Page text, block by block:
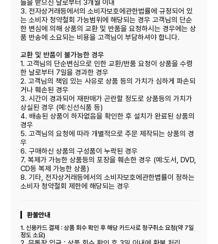
들을 받으신 날로부터 3개월 이내
3. 전자상거래등에서의 소비자보호에관한법률에 규정되어 있
는 소비자 청약철회 가능범위에 해당되는 경우 고객님의 단순
한 변심에 의해 상품의 교환 및 반품을 요청하시는 경우에는 상
품 반송에 소요되는 비용을 고객님이 부담하셔야 합니다.
교환 및 반품이 불가능한 경우
1. 고객님의 단순변심으로 인한 교환/반품 요청이 상품을 수령
한 날로부터 7일을 경과한 경우
2. 고객님의 책임 있는 사유로 상품 등의 가치가 심하게 파손되
거나 훼손된 경우
3. 시간이 경과되어 재판매가 곤란할 정도로 상품등의 가치가
상실된 경우 (예:신선식품 등)
4. 배송된 상품이 하자없음을 확인한 후 설치가 완료된 상품의
경우
5. 고객님의 요청에 따라 개별적으로 주문 제작되는 상품의 경
우
6. 구매하신 상품의 구성품이 누락된 경우
7. 복제가 가능한 상품등의 포장을 훼손한 경우 (예:도서, DVD,
CD등 복제 가능한 상품)
8. 기타, 전자상거래등에서의 소비자보호에관한볍률이 정하는
소비자 청약철회 제한에 해당되는 경우
환불안내
1. 신용카드 결제 : 상품 회수 확인 후 해당 카드사로 청구취소 요청(약 7일
정도 소요)